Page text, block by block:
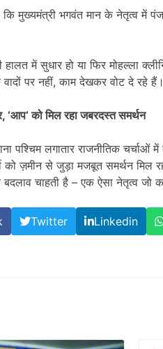
कि मुख्यमंत्री भगवंत मान के नेतृत्व में
में सुधार हो या फिर मोहल्ला
पर नहीं, काम देखकर वोट दे रहे
, ‘आप‘को मिल रहा जबरदस्त समर्थन
पश्चिम लगातार राजनीतिक
को ज़मीन से जुड़ा मजबूत समर्थन मिल
चाहती है – एक ऐसा नेतृत्व जो
Twitter Linkedin